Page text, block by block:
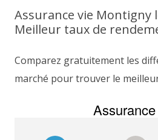
Assurance vie Montigny
Meilleur taux de
Comparez gratuitement les
marché pour trouver le